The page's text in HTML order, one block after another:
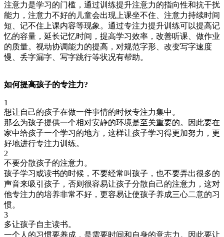
注意力是学习的门槛，通过训练提升注意力的指向性和抗干扰
能力，注意力不好的儿童会出现上课坐不住、注意力持续时间
短、记不住上课内容等现象。通过专注力提升训练可以提高记
忆的容量，延长记忆时间，提高学习效率，改善听课、做作业
的质量。视动协调能力的提高，对规范字形、改变写字速度
慢、丢字漏字、写字跳行等状况有帮助。
如何提高孩子的专注力?
1
想让自己的孩子在做一件事情的时候专注力集中。
那么为孩子提供一个相对安静的环境是至关重要的。因此要在
家中给孩子一个学习的地方，这样让孩子学习得更加努力，更
好地进行专注力训练。
2
不要分散孩子的注意力。
孩子学习或读书的时候，不要经常叫孩子，也不要弄出很多的
声音来吸引孩子，否则很容易让孩子分散自己的注意力，这对
他专注力的培养非常不好，更容易让使孩子养成三心二意的习
惯。
3
多让孩子自主读书。
一个人的习惯要养成，是需要时间和自身的意志力。因此要让